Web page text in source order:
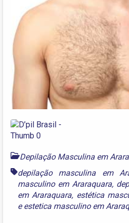
Depilação Masculina em
depilação masculina em
masculino em Araraquara,
em Araraquara, estética
eestetica masculino em